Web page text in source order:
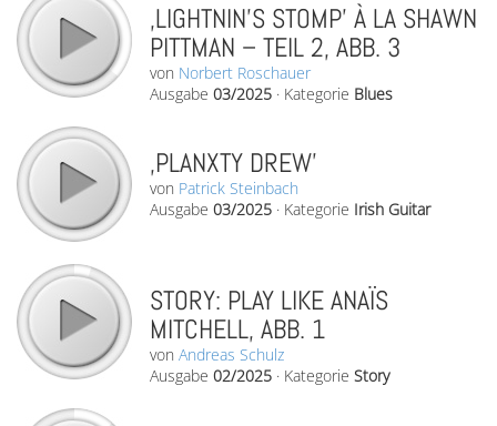
‚LIGHTNIN’S STOMP’ À LA SHAWN
PITTMAN – TEIL 2, ABB. 3
von Norbert Roschauer
Ausgabe 03/2025 · Kategorie Blues
‚PLANXTY DREW’
von Patrick Steinbach
Ausgabe 03/2025 · Kategorie Irish Guitar
STORY: PLAY LIKE ANAÏS
MITCHELL, ABB. 1
von Andreas Schulz
Ausgabe 02/2025 · Kategorie Story